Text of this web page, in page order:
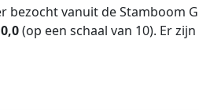
bezocht vanuit de Stamboom
0,0(op een schaal van 10). Er zijn